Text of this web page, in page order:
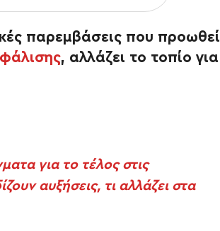
παρεμβάσεις που προωθεί
, αλλάζει το τοπίο για
για το τέλος στις
αυξήσεις, τι αλλάζει στα